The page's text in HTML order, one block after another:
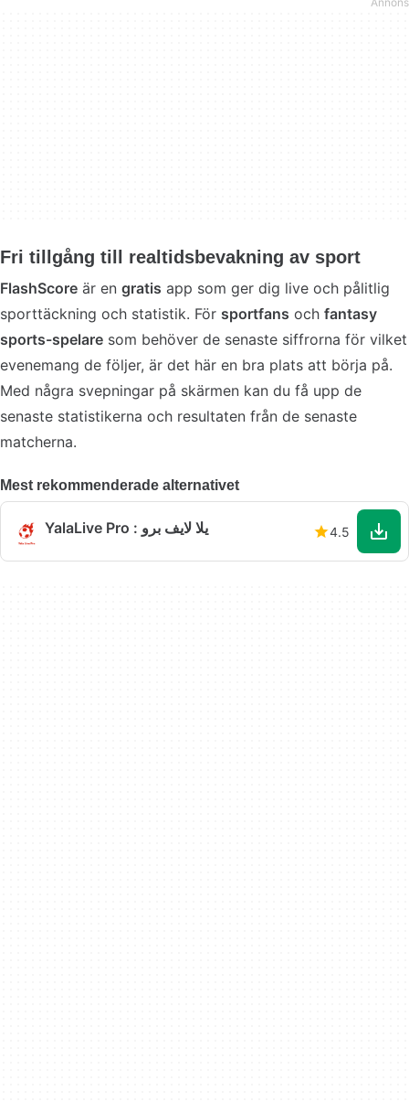
Fri tillgång till realtidsbevakning av sport
FlashScore är en gratis app som ger dig live och pålitlig
sporttäckning och statistik. För sportfans och fantasy
sports-spelare som behöver de senaste siffrorna för vilket
evenemang de följer, är det här en bra plats att börja på.
Med några svepningar på skärmen kan du få upp de
senaste statistikerna och resultaten från de senaste
matcherna.
Mest rekommenderade alternativet
YalaLive Pro : يلا لايف برو 4.5